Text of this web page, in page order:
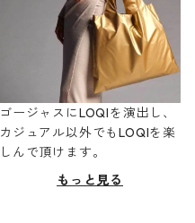
ゴージャスにLOQIを演出し、
カジュアル以外でもLOQIを楽
しんで頂けます。
もっと見る